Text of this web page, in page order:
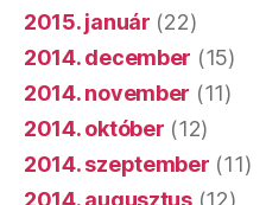
2015. január (22)
2014. december (15)
2014. november (11)
2014. október (12)
2014. szeptember (11)
2014. augusztus(12)